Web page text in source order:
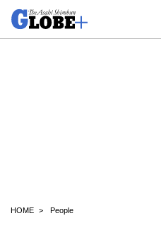
HOME People